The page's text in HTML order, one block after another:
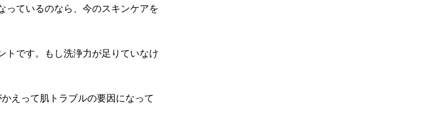
っているのなら、今のスキンケアを
トです。もし洗浄力が足りていなけ
えって肌トラブルの要因になって